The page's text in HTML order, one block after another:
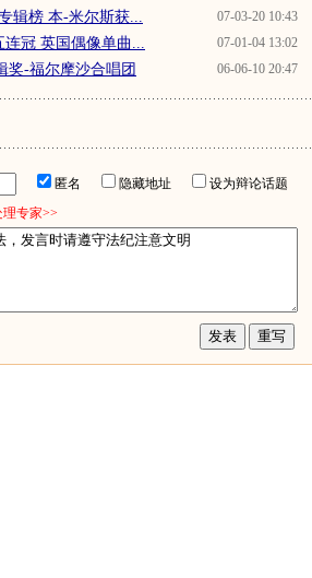
07-03-20 10:43
辑榜 本-米尔斯获...
07-01-04 13:02
冠 英国偶像单曲...
06-06-10 20:47
奖-福尔摩沙合唱团
匿名 隐藏地址
设为辩论话题
专家>>